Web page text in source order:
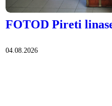
FOTOD Pireti
04.08.2026